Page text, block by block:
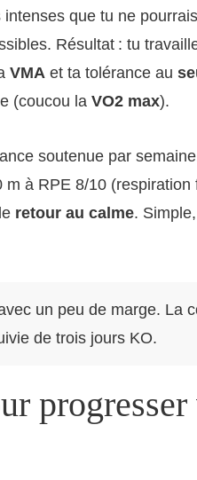
que tu ne
Résultat : tu
VMA et ta tolérance au
(coucou la VO2 max).
soutenue par
m à RPE 8/10 (respiration
retour au calme.
un peu de marge. La
de trois jours KO.